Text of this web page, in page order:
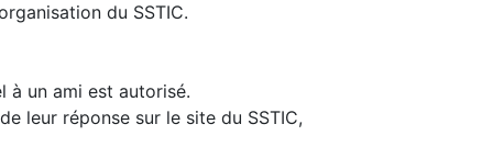
du SSTIC.
à un ami est autorisé.
leur réponse sur le site du SSTIC,